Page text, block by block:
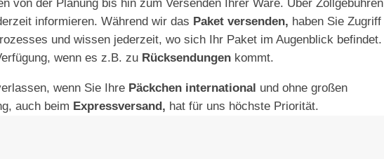
von der Planung bis hin zum Versenden Ihrer Ware. Über Zollgebühren
informieren. Während wir das Paket versenden, haben Sie Zugriff
und wissen jederzeit, wo sich Ihr Paket im Augenblick befindet.
wenn es z.B. zu Rücksendungen kommt.
wenn Sie Ihre Päckchen international und ohne großen
auch beim Expressversand, hat für uns höchste Priorität.